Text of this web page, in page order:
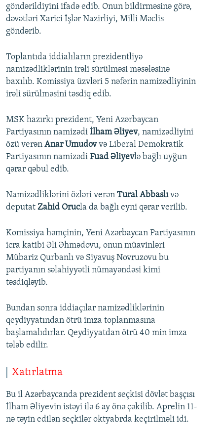
göndərildiyini ifadə edib. Onun bildirməsinə görə,
dəvətləri Xarici İşlər Nazirliyi, Milli Məclis
göndərib.
Toplantıda iddialıların prezidentliyə
namizədliklərinin irəli sürülməsi məsələsinə
baxılıb. Komissiya üzvləri 5 nəfərin namizədliyinin
irəli sürülməsini təsdiq edib.
MSK hazırkı prezident, Yeni Azərbaycan
Partiyasının namizədi İlham Əliyev, namizədliyini
özü verən Anar Umudovvə Liberal Demokratik
Partiyasının namizədi Fuad Əliyevlə bağlı uyğun
qərar qəbul edib.
Namizədliklərini özləri verən Tural Abbaslıvə
deputat Zahid Orucla da bağlı eyni qərar verilib.
Komissiya həmçinin, Yeni Azərbaycan Partiyasının
icra katibi Əli Əhmədovu, onun müavinləri
Mübariz Qurbanlı və Siyavuş Novruzovu bu
partiyanın səlahiyyətli nümayəndəsi kimi
təsdiqləyib.
Bundan sonra iddiaçılar namizədliklərinin
qeydiyyatından ötrü imza toplanmasına
başlamalıdırlar. Qeydiyyatdan ötrü 40 min imza
tələb edilir.
Xatırlatma
Bu il Azərbaycanda prezident seçkisi dövlət başçısı
İlham Əliyevin istəyi ilə 6 ay önə çəkilib. Aprelin 11-
nə təyin edilən seçkilər oktyabrda keçirilməli idi.